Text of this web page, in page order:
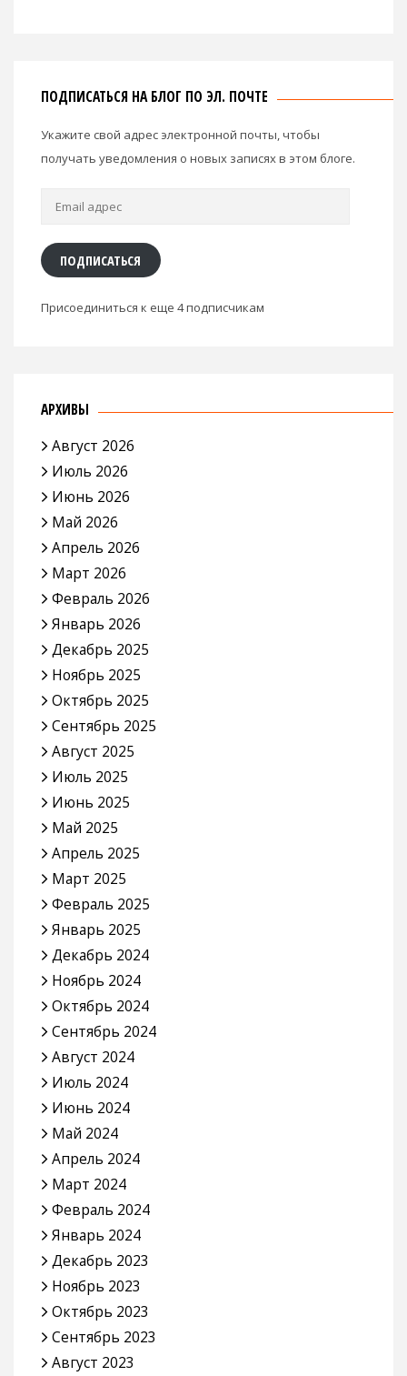
ПОДПИСАТЬСЯ НА БЛОГ ПО ЭЛ. ПОЧТЕ
Укажите свой адрес электронной почты, чтобы
получать уведомления о новых записях в этом блоге.
Email
ПОДПИСАТЬСЯ
Присоединиться к еще 4 подписчикам
АРХИВЫ
Август 2026
Июль 2026
Июнь 2026
Май 2026
Апрель 2026
Март 2026
Февраль 2026
Январь 2026
Декабрь 2025
Ноябрь 2025
Октябрь 2025
Сентябрь 2025
Август 2025
Июль 2025
Июнь 2025
Май 2025
Апрель 2025
Март 2025
Февраль 2025
Январь 2025
Декабрь 2024
Ноябрь 2024
Октябрь 2024
Сентябрь 2024
Август 2024
Июль 2024
Июнь 2024
Май 2024
Апрель 2024
Март 2024
Февраль 2024
Январь 2024
Декабрь 2023
Ноябрь 2023
Октябрь 2023
Сентябрь 2023
Август 2023